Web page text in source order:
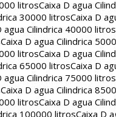
litrosCaixa D agua
30000 litrosCaixa D
agua Cilindrica 40000 litros
Caixa D agua Cilindrica
litrosCaixa D agua
65000 litrosCaixa D
agua Cilindrica 75000 litros
Caixa D agua Cilindrica
litrosCaixa D agua
100000 litrosCaixa D